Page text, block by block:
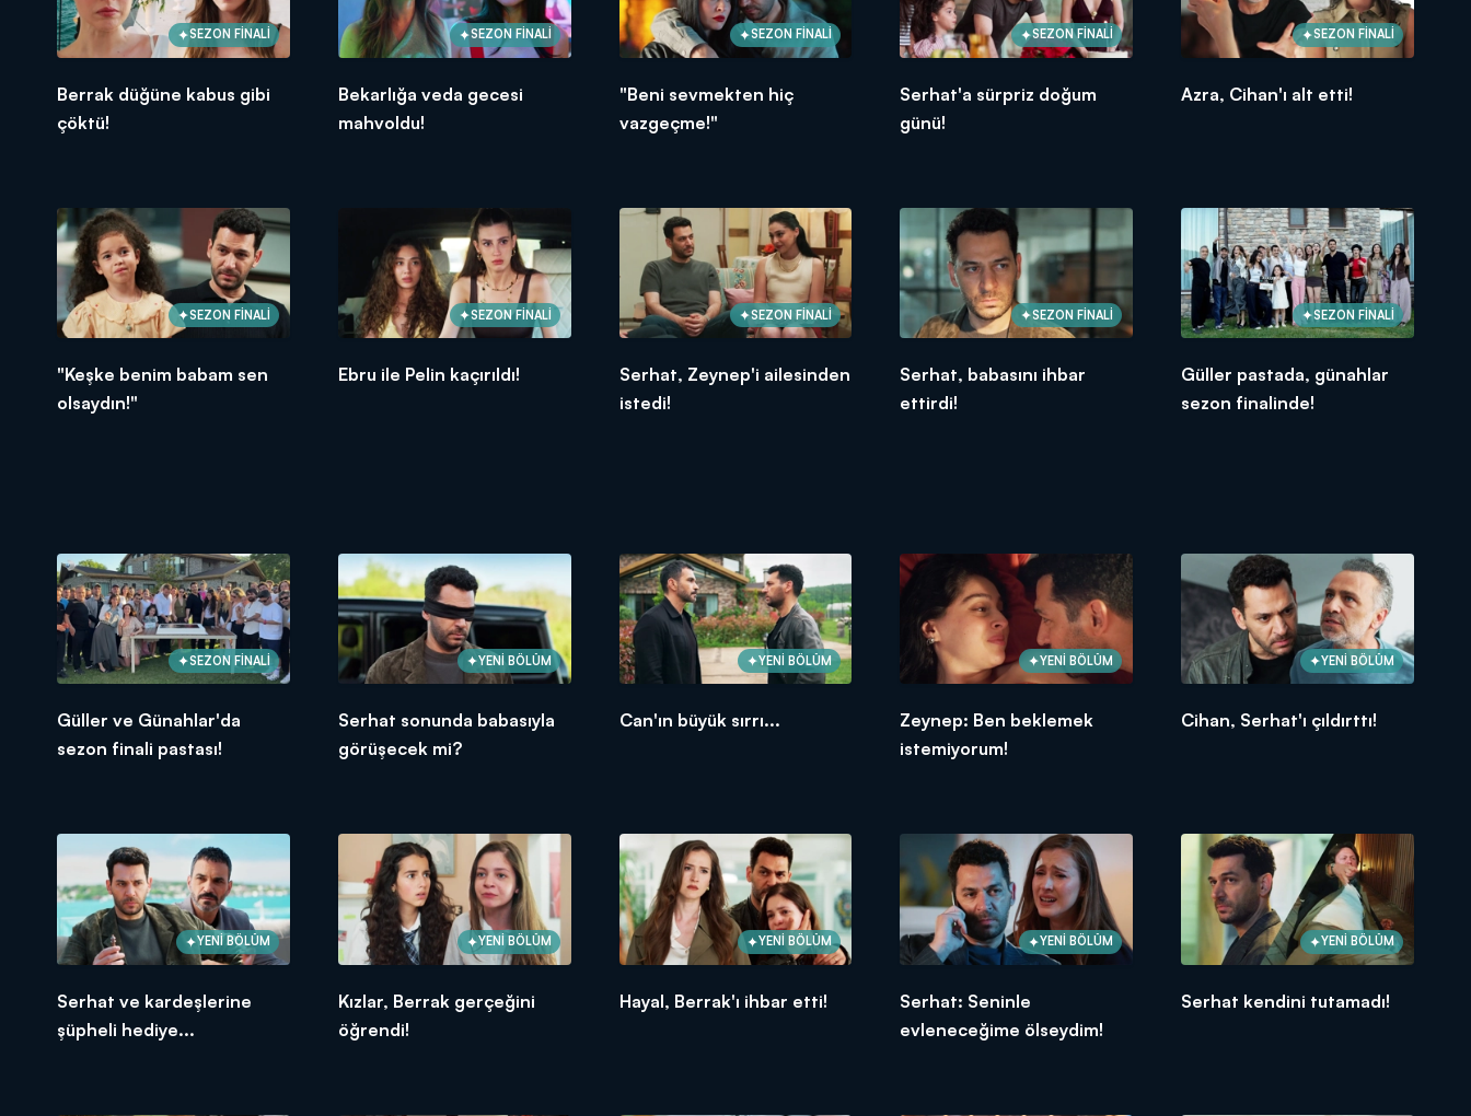
SEZON FİNALİ
Berrak düğüne kabus gibi
çöktü!
SEZON FİNALİ
Bekarlığa veda gecesi
mahvoldu!
SEZON FİNALİ
"Beni sevmekten hiç
vazgeçme!"
SEZON FİNALİ
Serhat'a sürpriz doğum
günü!
SEZON FİNALİ
Azra, Cihan'ı alt etti!
SEZON FİNALİ
"Keşke benim babam sen
olsaydın!"
SEZON FİNALİ
Ebru ile Pelin kaçırıldı!
SEZON FİNALİ
Serhat, Zeynep'i ailesinden
istedi!
SEZON FİNALİ
Serhat, babasını ihbar
ettirdi!
SEZON FİNALİ
Güller pastada, günahlar
sezon finalinde!
SEZON FİNALİ
Güller ve Günahlar'da
sezon finali pastası!
YENİ BÖLÜM
Serhat sonunda babasıyla
görüşecek mi?
YENİ BÖLÜM
Can'ın büyük sırrı...
YENİ BÖLÜM
Zeynep: Ben beklemek
istemiyorum!
YENİ BÖLÜM
Cihan, Serhat'ı çıldırttı!
YENİ BÖLÜM
Serhat ve kardeşlerine
şüpheli hediye...
YENİ BÖLÜM
Kızlar, Berrak gerçeğini
öğrendi!
YENİ BÖLÜM
Hayal, Berrak'ı ihbar etti!
YENİ BÖLÜM
Serhat: Seninle
evleneceğime ölseydim!
YENİ BÖLÜM
Serhat kendini tutamadı!